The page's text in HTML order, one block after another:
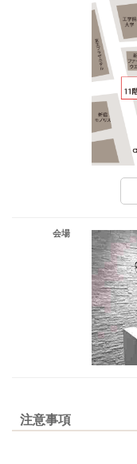
会場
注意事項